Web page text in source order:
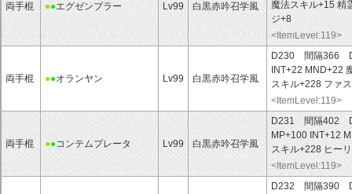
両手棍 ●●エグゼンプラー Lv99 白黒赤吟召学風
魔法スキル+15 精
ジ+8
<ItemLevel:119>
両手棍 ●●オランヤン Lv99 白黒赤吟召学風
D230 間隔366
INT+22 MND+22
スキル+228 ファ
<ItemLevel:119>
両手棍 ●●コンテムプレータ Lv99 白黒赤吟召学風
D231 間隔402
MP+100 INT+12
スキル+228 ヒー
<ItemLevel:119>
D232 間隔390